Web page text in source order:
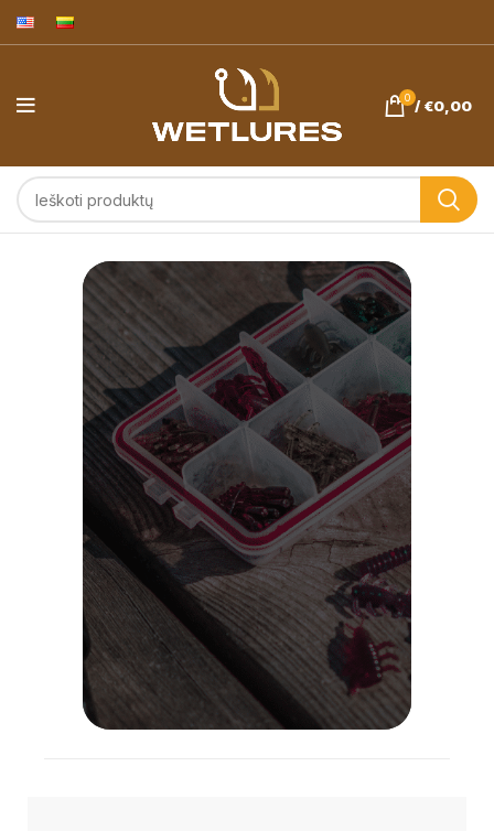
0 / €0,00
Avižadrebis ir
ešerių žvejyba.
Wetlures.eu
masalai -
pagaminta
Lietuvoje!
VISOS PREKĖS
APIE MUS